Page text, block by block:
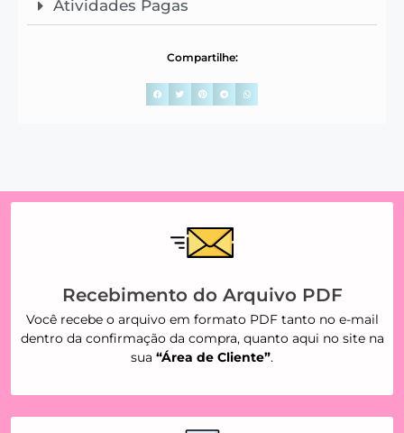
Atividades Pagas
Compartilhe:
Recebimento do Arquivo PDF
Você recebe o arquivo em formato PDF tanto no e-mail
dentro da confirmação da compra, quanto aqui no site na
sua “Área de Cliente”.